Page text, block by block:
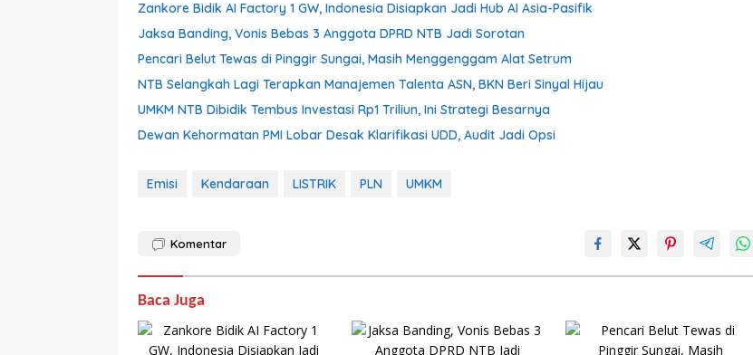
Zankore Bidik AI Factory 1 GW, Indonesia Disiapkan Jadi Hub AI Asia-Pasifik
Jaksa Banding, Vonis Bebas 3 Anggota DPRD NTB Jadi Sorotan
Pencari Belut Tewas di Pinggir Sungai, Masih Menggenggam Alat Setrum
NTB Selangkah Lagi Terapkan Manajemen Talenta ASN, BKN Beri Sinyal Hijau
UMKM NTB Dibidik Tembus Investasi Rp1 Triliun, Ini Strategi Besarnya
Dewan Kehormatan PMI Lobar Desak Klarifikasi UDD, Audit Jadi Opsi
Emisi Kendaraan LISTRIK PLN UMKM
Komentar
Baca Juga